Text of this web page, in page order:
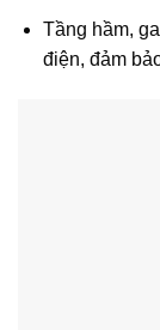
Tầng hầm,
điện, đảm